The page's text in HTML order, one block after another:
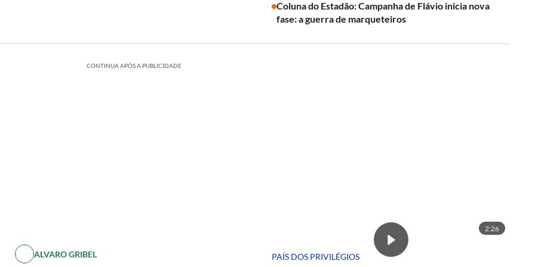
Coluna do Estadão: Campanha de Flávio inicia nova
fase: a guerra de marqueteiros
CONTINUA APÓS A PUBLICIDADE
ALVARO GRIBEL
2:26
PAÍS DOS PRIVILÉGIOS